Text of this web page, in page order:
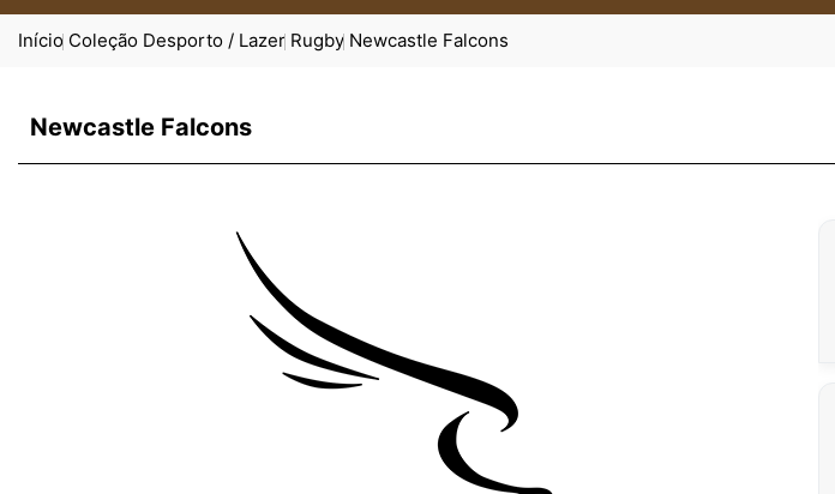
Início Coleção Desporto / Lazer Rugby Newcastle Falcons
Newcastle Falcons